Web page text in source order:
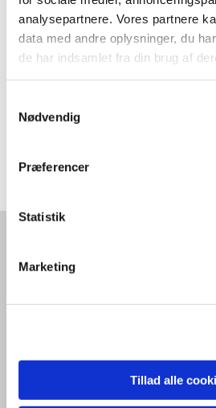
analysepartnere. Vores partnere
data med andre oplysninger, du
de har indsamlet fra din brug af
Nødvendig
Præferencer
Statistik
Marketing
Tillad alle
4000 Roskilde